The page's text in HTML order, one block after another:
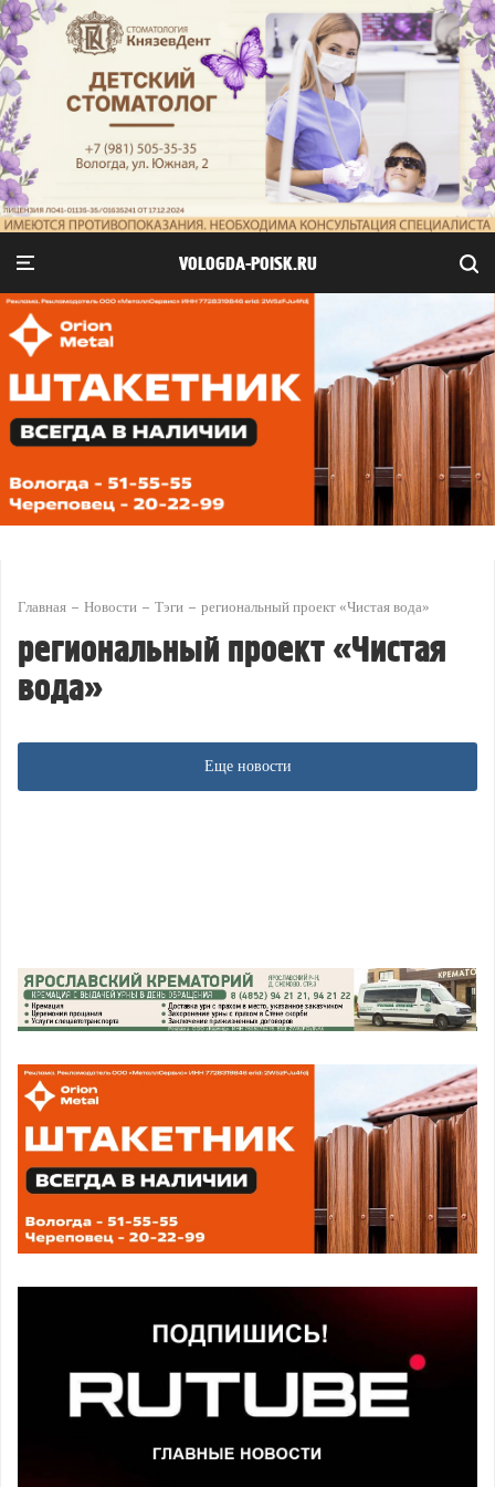
VOLOGDA-POISK.RU
Главная Новости Тэги региональный проект «Чистая вода»
региональный проект «Чистая
вода»
Еще новости